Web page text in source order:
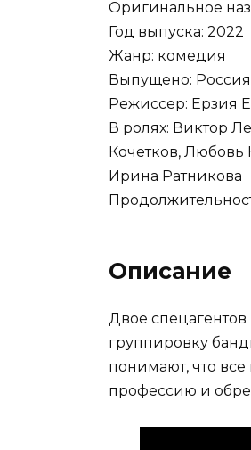
Оригинальное
Год выпуска: 2022
Жанр: комедия
Выпущено:
Режиссер: Ерзия
В ролях: Виктор
Кочетков,
Ирина Ратникова
Описание
Двое
группировку
понимают, что
профессию и